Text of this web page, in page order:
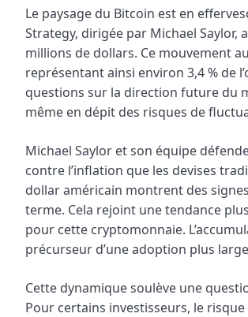
Le paysage du Bitcoin est en
Strategy, dirigée par Michael
millions de dollars. Ce mouvement
représentant ainsi environ 3,4 % de
questions sur la direction future du
même en dépit des risques de
Michael Saylor et son équipe
contre l’inflation que les devises
dollar américain montrent des
terme. Cela rejoint une tendance
pour cette cryptomonnaie.
précurseur d’une adoption plus
Cette dynamique soulève une
Pour certains investisseurs, le